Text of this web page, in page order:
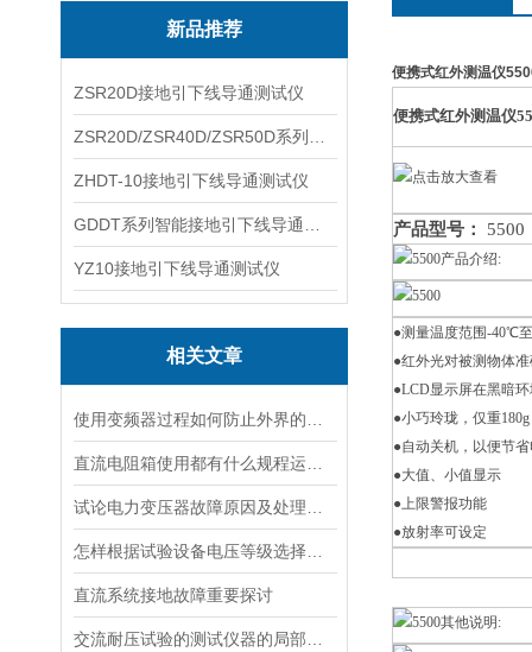
新品推荐
ZSR20D接地引下线导通测试仪
ZHDT-10接地引下线导通测试仪
YZ10接地引下线导通测试仪
相关文章
直流系统接地故障重要探讨
便携式红外测温仪
便携式红外测温仪
产品型号：
产品介绍:
●测量温度范围-40℃
●红外光对被测物体
●LCD显示屏在黑暗
●小巧玲珑，仅重180g
●自动关机，以便节
●大值、小值显示
●上限警报功能
●放射率可设定
其他说明: